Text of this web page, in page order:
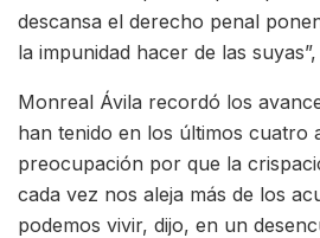
descansa el derecho penal
la impunidad hacer de las
Monreal Ávila recordó los
han tenido en los últimos cuatro
preocupación por que la
cada vez nos aleja más de los
podemos vivir, dijo, en un